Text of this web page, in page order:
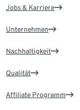
Jobs & Karriere
Unternehmen
Nachhaltigkeit
Qualität
Affiliate Programm